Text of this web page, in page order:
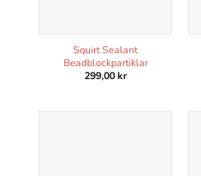
Squirt Sealant
Beadblockpartiklar
299,00kr